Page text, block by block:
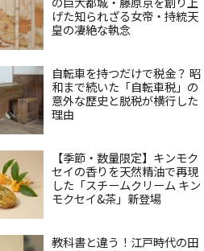
げた知られざる女帝・持統天
皇の凄絶な執念
自転車を持つだけで税金？ 昭
和まで続いた「自転車税」の
意外な歴史と脱税が横行した
理由
【季節・数量限定】キンモク
セイの香りを天然精油で再現
した「スチームクリーム キン
モクセイ&茶」新登場
教科書と違う！江戸時代の田